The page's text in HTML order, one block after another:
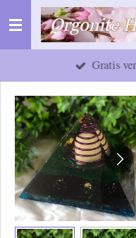
Ga
hoofdinhoud
Gratis